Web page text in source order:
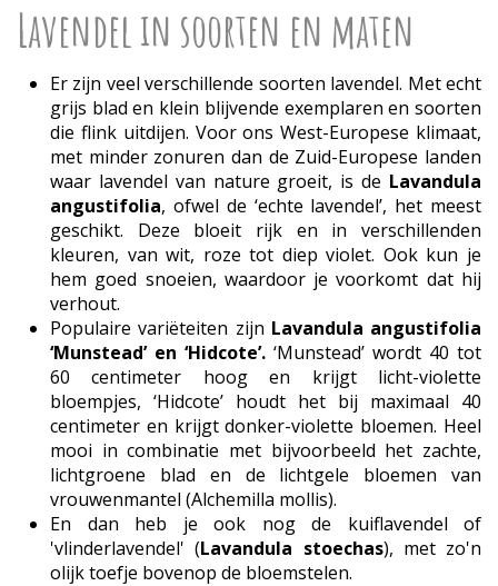
Lavendel in soorten en maten
Er zijn veel verschillende soorten lavendel. Met echt
grijs blad en klein blijvende exemplaren en soorten
die flink uitdijen. Voor ons West-Europese klimaat,
met minder zonuren dan de Zuid-Europese landen
waar lavendel van nature groeit, is de Lavandula
angustifolia, ofwel de ‘echte lavendel’, het meest
geschikt. Deze bloeit rijk en in verschillenden
kleuren, van wit, roze tot diep violet. Ook kun je
hem goed snoeien, waardoor je voorkomt dat hij
verhout.
Populaire variëteiten zijn Lavandula angustifolia
‘Munstead’ en ‘Hidcote’. ‘Munstead’ wordt 40 tot
60 centimeter hoog en krijgt licht-violette
bloempjes, ‘Hidcote’ houdt het bij maximaal 40
centimeter en krijgt donker-violette bloemen. Heel
mooi in combinatie met bijvoorbeeld het zachte,
lichtgroene blad en de lichtgele bloemen van
vrouwenmantel (Alchemilla mollis).
En dan heb je ook nog de kuiflavendel of
'vlinderlavendel' (Lavandula stoechas), met zo'n
olijk toefje bovenop de bloemstelen.